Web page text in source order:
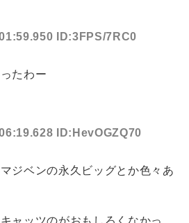
ID:3FPS/7RC0
たわー
ID:HevOGZQ70
ジベンの永久ビッグとか色々あ